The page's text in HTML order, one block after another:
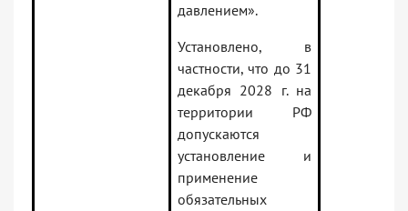
давлением».
Установлено, в
частности, что до 31
декабря 2028 г. на
территории РФ
допускаются
установление и
применение
обязательных